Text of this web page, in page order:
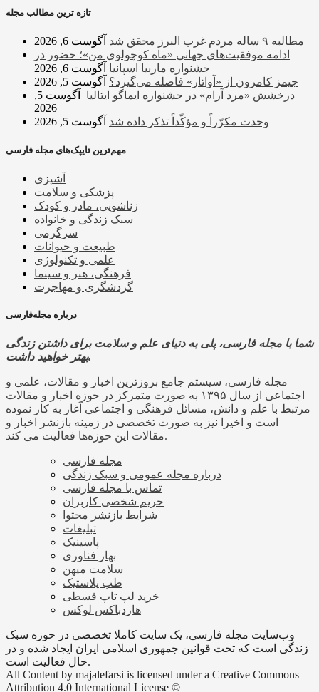
تازه ترین مطالب مجله
مطالبه ۹ ساله مردم غرب البرز محقق شد
آگوست 6, 2026
ادامه موفقیت‌های جهانی «ماه کوچولوی من»؛ حضور در
جشنواره ماربیا اسپانیا آگوست 6, 2026
جیمز کامرون از «آواتار» فاصله می‌گیرد؟ آگوست 5, 2026
درخشش «مرد آرام» در جشنواره ایماگو ایتالیا
آگوست 5,
2026
وحدت مکرّراً و مؤکّداً تذکر داده شد آگوست 5, 2026
مهم‌ترین تایپک‌های مجله فارسی
آشپزی
پزشکی و سلامت
زناشویی، مادر و کودک
سبک زندگی و خانواده
سرگرمی
طبیعت و حیوانات
علمی و تکنولوژی
فرهنگی، هنر و سینما
گردشگری و مهاجرت
درباره مجله‌فارسی
شما با مجله فارسی، پلی به دنیای علم و سلامت برای داشتن زندگی
بهتر خواهید داشت.
مجله فارسی، سیستم جامع بروزترین اخبار و مقالات، علمی و
اجتماعی از سال ۱۳۹۵ به صورت متمرکز در حوزه اخبار و مقالات
مرتبط با علم و دانش، مسائل فرهنگی و اجتماعی آغاز به کار نموده
است و اخیرا نیز به صورت تخصصی در زمینه بازنشر اخبار و
مقالات این حوزه‌ها فعالیت می کند.
مجله فارسی
درباره مجله عمومی و سبک زندگی
تماس با مجله فارسی
حریم شخصی کاربران
شرایط بازنشر محتوا
تبلیغات
پاسینیک
بهار فناوری
سلامت میهن
طب پلاستیک
خرید لپ تاپ قسطی
هاردباکس لوکس
وب‌سایت مجله فارسی، یک سایت کاملا تخصصی در حوزه سبک
زندگی است که تحت قوانین جمهوری اسلامی ایران ایجاد شده و در
حال فعالیت است.
All Content by majalefarsi is licensed under a Creative Commons
Attribution 4.0 International License ©️